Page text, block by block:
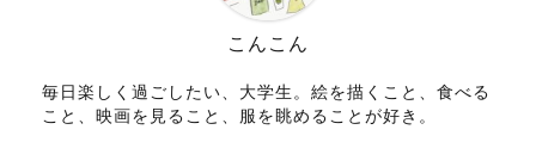
こんこん
毎日楽しく過ごしたい、大学生。絵を描くこと、食べる
こと、映画を見ること、服を眺めることが好き。